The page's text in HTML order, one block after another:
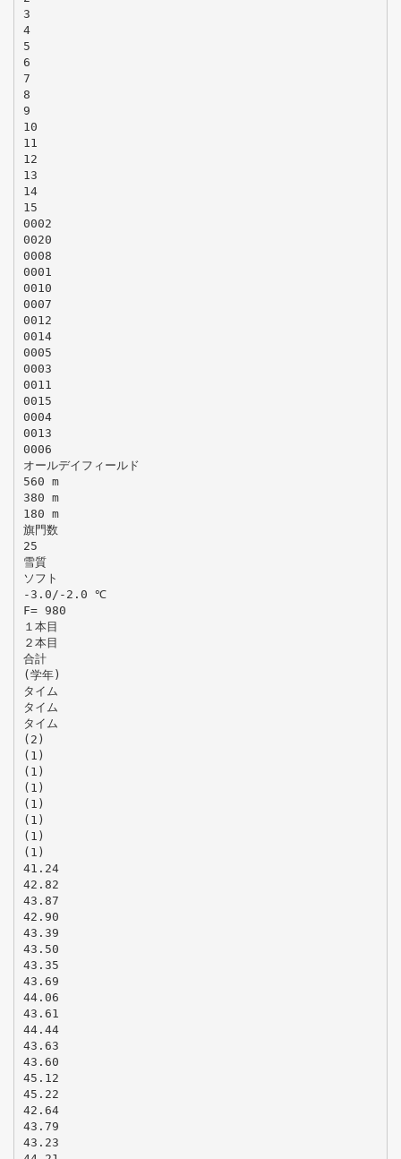
3
4
5
6
7
8
9
10
11
12
13
14
15
0002
0020
0008
0001
0010
0007
0012
0014
0005
0003
0011
0015
0004
0013
0006
オールデイフィールド
560 m
380 m
180 m
旗門数
25
雪質
ソフト
-3.0/-2.0 ℃
F= 980
１本目
２本目
合計
(学年)
タイム
タイム
タイム
(2)
(1)
(1)
(1)
(1)
(1)
(1)
(1)
41.24
42.82
43.87
42.90
43.39
43.50
43.35
43.69
44.06
43.61
44.44
43.63
43.60
45.12
45.22
42.64
43.79
43.23